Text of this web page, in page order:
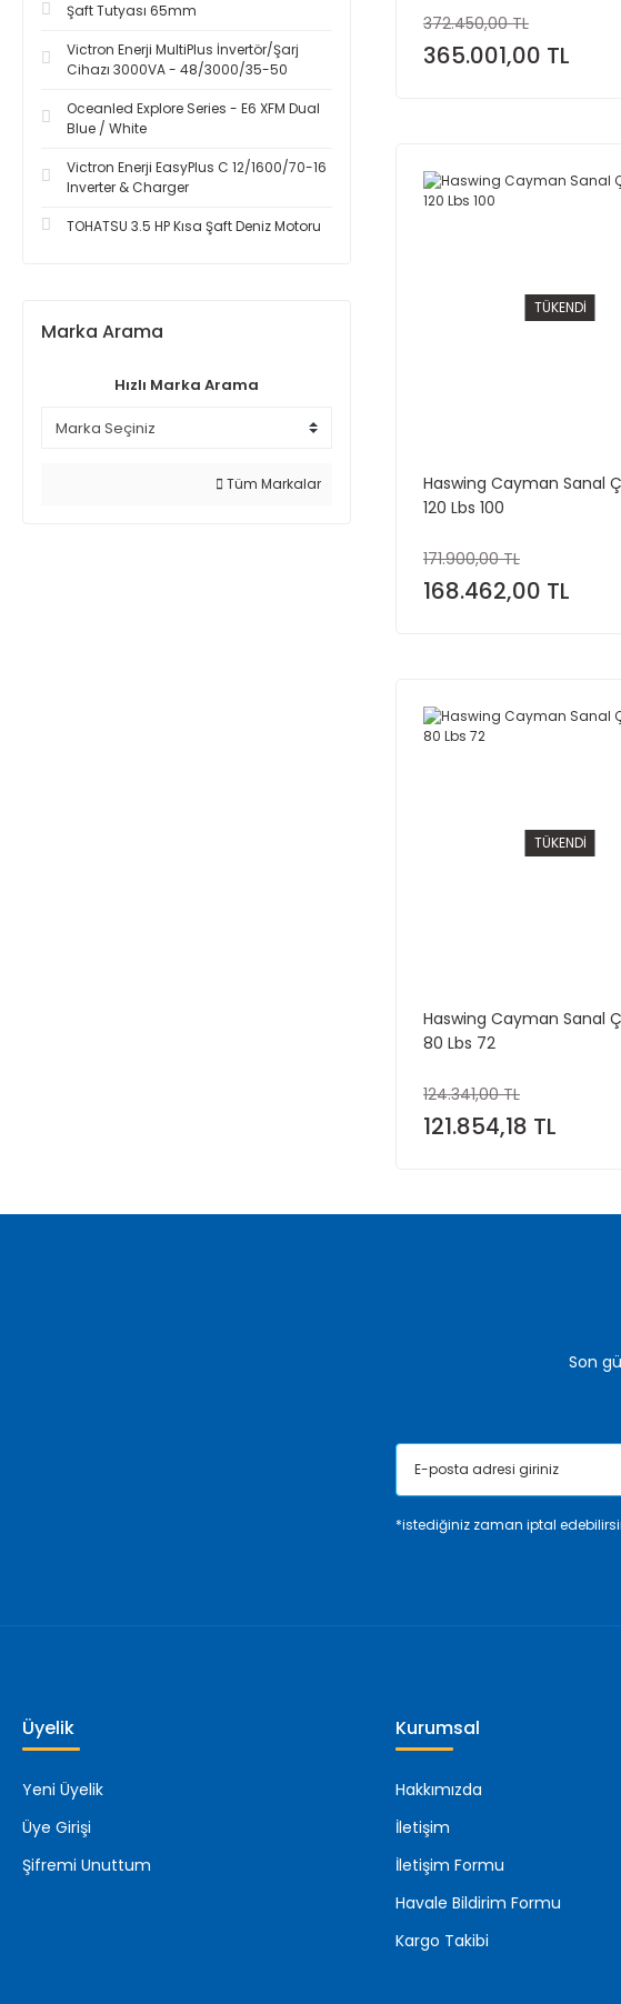
Şaft Tutyası 65mm
Victron Enerji MultiPlus İnvertör/Şarj
Cihazı 3000VA - 48/3000/35-50
Oceanled Explore Series - E6 XFM Dual
Blue / White
Victron Enerji EasyPlus C 12/1600/70-16
Inverter & Charger
TOHATSU 3.5 HP Kısa Şaft Deniz Motoru
Marka Arama
Hızlı Marka Arama
Tüm Markalar
372.450,00 TL
365.001,00 TL
TÜKENDİ
Haswing Cayman Sanal
120 Lbs 100
171.900,00 TL
168.462,00 TL
TÜKENDİ
Haswing Cayman Sanal
80 Lbs 72
124.341,00 TL
121.854,18 TL
Son
*istediğiniz zaman iptal
Üyelik
Yeni Üyelik
Üye Girişi
Şifremi Unuttum
Kurumsal
Hakkımızda
İletişim
İletişim Formu
Havale Bildirim Formu
Kargo Takibi